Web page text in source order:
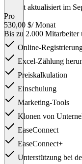
Zuletzt aktualisiert im
Pro
530,00 $/ Monat
Bis zu 2.000 Mitarbeiter
Online-
Excel-Zählung
Preiskalkulation
Einschulung
Marketing-Tools
Klonen von
EaseConnect
EaseConnect+
Unterstützung bei